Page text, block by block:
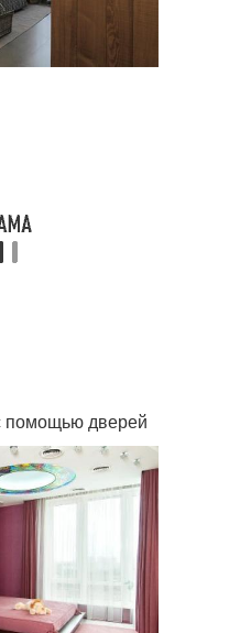
помощью дверей